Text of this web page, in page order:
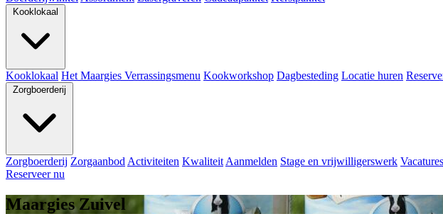
Kooklokaal
Kooklokaal Het Maargies Verrassingsmenu Kookworkshop Dagbesteding Locatie huren
Zorgboerderij
Zorgboerderij Zorgaanbod Activiteiten Kwaliteit Aanmelden Stage en vrijwilligerswerk Vacatures
Reserveer nu
Maargies Zuivel